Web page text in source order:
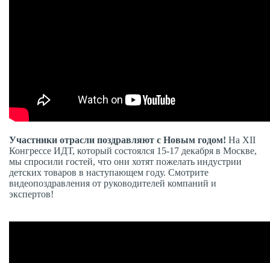
Участники отрасли поздравляют с Новым годом! На XII
Конгрессе ИДТ, который состоялся 15-17 декабря в Москве,
мы спросили гостей, что они хотят пожелать индустрии
детских товаров в наступающем году. Смотрите
видеопоздравления от руководителей компаний и
экспертов!